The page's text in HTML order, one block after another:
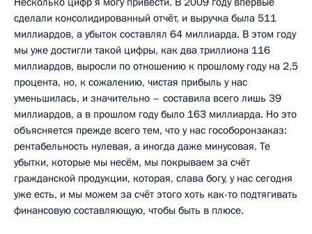
сделали консолидированный отчёт, и выручка была 511
миллиардов, а убыток составлял 64 миллиарда. В этом году
мы уже достигли такой цифры, как два триллиона 116
миллиардов, выросли по отношению к прошлому году на 2,5
процента, но, к сожалению, чистая прибыль у нас
уменьшилась, и значительно – составила всего лишь 39
миллиардов, а в прошлом году было 163 миллиарда. Но это
объясняется прежде всего тем, что у нас гособоронзаказ:
рентабельность нулевая, а иногда даже минусовая. Те
убытки, которые мы несём, мы покрываем за счёт
гражданской продукции, которая, слава богу, у нас сегодня
уже есть, и мы можем за счёт этого хоть как-то подтягивать
финансовую составляющую, чтобы быть в плюсе.